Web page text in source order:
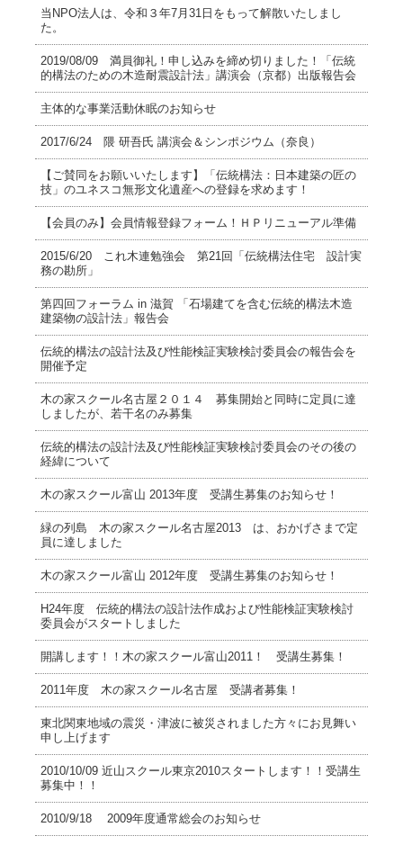
当NPO法人は、令和３年7月31日をもって解散いたしまし
た。
2019/08/09 満員御礼！申し込みを締め切りました！「伝統
的構法のための木造耐震設計法」講演会（京都）出版報告会
主体的な事業活動休眠のお知らせ
2017/6/24 隈 研吾氏 講演会＆シンポジウム（奈良）
【ご賛同をお願いいたします】「伝統構法：日本建築の匠の
技」のユネスコ無形文化遺産への登録を求めます！
【会員のみ】会員情報登録フォーム！ＨＰリニューアル準備
2015/6/20 これ木連勉強会 第21回「伝統構法住宅 設計実
務の勘所」
第四回フォーラム in 滋賀 「石場建てを含む伝統的構法木造
建築物の設計法」報告会
伝統的構法の設計法及び性能検証実験検討委員会の報告会を
開催予定
木の家スクール名古屋２０１４ 募集開始と同時に定員に達
しましたが、若干名のみ募集
伝統的構法の設計法及び性能検証実験検討委員会のその後の
経緯について
木の家スクール富山 2013年度 受講生募集のお知らせ！
緑の列島 木の家スクール名古屋2013 は、おかげさまで定
員に達しました
木の家スクール富山 2012年度 受講生募集のお知らせ！
H24年度 伝統的構法の設計法作成および性能検証実験検討
委員会がスタートしました
開講します！！木の家スクール富山2011！ 受講生募集！
2011年度 木の家スクール名古屋 受講者募集！
東北関東地域の震災・津波に被災されました方々にお見舞い
申し上げます
2010/10/09 近山スクール東京2010スタートします！！受講生
募集中！！
2010/9/18 2009年度通常総会のお知らせ